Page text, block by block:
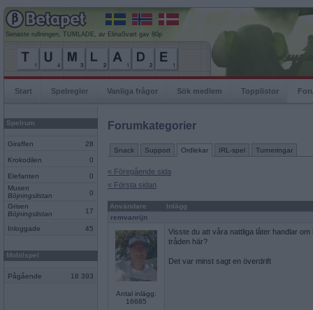
Senaste rullningen, TUMLADE, av ElinaSvart gav 80p
Start Spelregler Vanliga frågor Sök medlem Topplistor
Spelrum
Giraffen 28
Krokodilen 0
Elefanten
0
Musen
Böjningslistan
0
Grisen
Böjningslistan
17
Inloggade 45
Mobilspel
Pågående 18 393
Forumkategorier
Snack Support Ordlekar IRL-spel Turneringar
« Föregående sida
« Första sidan
Användare
Inlägg
remvanrijn
Antal inlägg:
16685
Visste du att våra nattliga låter handlar
tråden här?
Det var minst sagt en överdrift